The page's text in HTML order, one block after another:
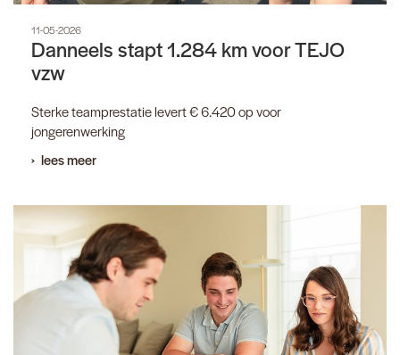
11-05-2026
Danneels stapt 1.284 km voor TEJO
vzw
Sterke teamprestatie levert € 6.420 op voor
jongerenwerking
lees meer